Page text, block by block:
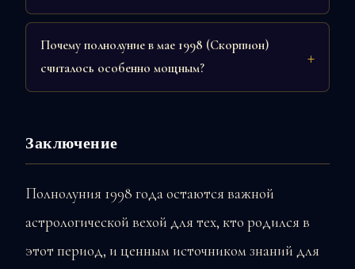
Почему полнолуние в мае 1998 (Скорпион)
считалось особенно мощным?
Заключение
Полнолуния 1998 года остаются важной
астрологической вехой для тех, кто родился в
этот период, и ценным источником знаний для